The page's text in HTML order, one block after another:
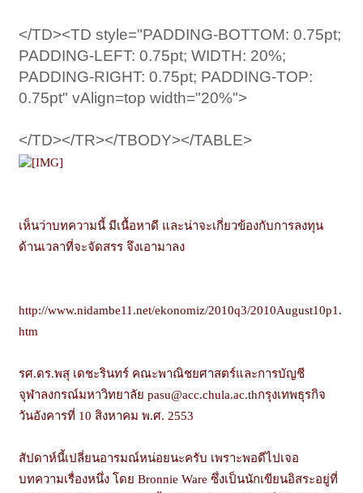
</TD><TD style="PADDING-BOTTOM: 0.75pt;
PADDING-LEFT: 0.75pt; WIDTH: 20%;
PADDING-RIGHT: 0.75pt; PADDING-TOP:
0.75pt" vAlign=top width="20%">
</TD></TR></TBODY></TABLE>
เห็นว่าบทความนี้ มีเนื้อหาดี และน่าจะเกี่ยวข้องกับการลงทุน
ด้านเวลาที่จะจัดสรร จึงเอามาลง
http://www.nidambe11.net/ekonomiz/2010q3/2010August10p1.
htm
รศ.ดร.พสุ เดชะรินทร์ คณะพาณิชยศาสตร์และการบัญชี
จุฬาลงกรณ์มหาวิทยาลัยpasu@acc.chula.ac.thกรุงเทพธุรกิจ
วันอังคารที่ 10 สิงหาคม พ.ศ. 2553
สัปดาห์นี้เปลี่ยนอารมณ์หน่อยนะครับ เพราะพอดีไปเจอ
บทความเรื่องหนึ่ง โดย Bronnie Ware ซึ่งเป็นนักเขียนอิสระอยู่ที่